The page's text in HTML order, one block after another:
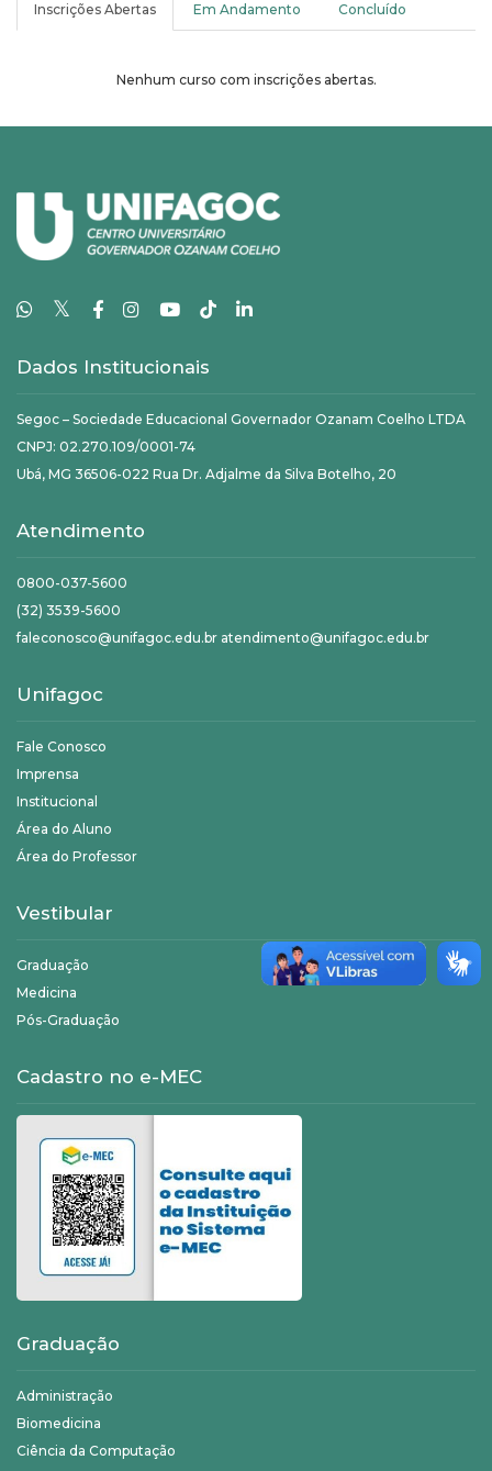
Inscrições Abertas Em Andamento Concluído
Nenhum curso com inscrições abertas.
𝕏
Dados Institucionais
Segoc – Sociedade Educacional Governador Ozanam Coelho LTDA
CNPJ: 02.270.109/0001-74
Ubá, MG 36506-022 Rua Dr. Adjalme da Silva Botelho, 20
Atendimento
0800-037-5600
(32) 3539-5600
faleconosco@unifagoc.edu.br atendimento@unifagoc.edu.br
Unifagoc
Fale Conosco
Imprensa
Institucional
Área do Aluno
Área do Professor
Vestibular
Graduação
Medicina
Pós-Graduação
Cadastro no e-MEC
Graduação
Administração
Biomedicina
Ciência da Computação